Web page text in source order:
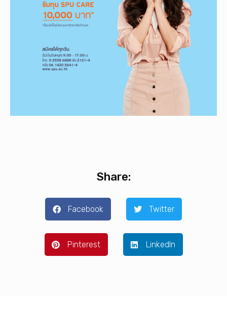
Share:
Facebook Twitter
Pinterest LinkedIn